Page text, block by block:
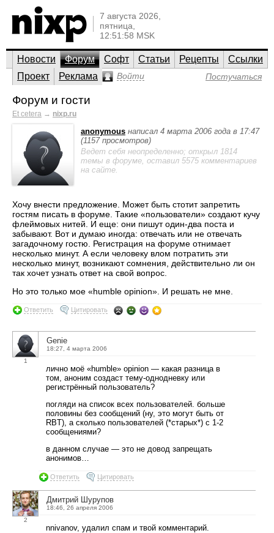
7 августа 2026,
пятница,
12:51:58 MSK
Новости Форум Софт Статьи Рецепты
Ссылки
Проект
Реклама Войти Постучаться
Форум и гости
Et cetera → nixp.ru
anonymous написал 4 марта 2006 года в 17:47
(1157 просмотров)
Ведет себя неопределенно; открыл 1814
темы в форуме, оставил 5575 комментариев
на сайте.
Хочу внести предложение. Может быть стотит запретить
гостям писать в форуме. Такие «пользователи» создают кучу
флеймовых нитей. И еще: они пишут один-два поста и
забывают. Вот и думаю иногда: отвечать или не отвечать
загадочному гостю. Регистрация на форуме отнимает
несколько минут. А если человеку влом потратить эти
несколько минут, возникают сомнения, действительно ли он
так хочет узнать ответ на свой вопрос.
Но это только мое «humble opinion». И решать не мне.
Ответить Цитировать
1
Genie
18:27, 4 марта 2006
лично моё «humble» opinion — какая разница в
том, аноним создаст тему-однодневку или
регистрённый пользователь?
погляди на список всех пользователей. больше
половины без сообщений (ну, это могут быть от
RBT), а сколько пользователей (*старых*) с 1-2
сообщениями?
в данном случае — это не довод запрещать
анонимов…
Ответить Цитировать
2
Дмитрий Шурупов
18:46, 26 апреля 2006
nnivanov, удалил спам и твой комментарий.